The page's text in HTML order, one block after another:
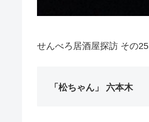
せんべろ居酒屋探訪 その25
「松ちゃん」 六本木